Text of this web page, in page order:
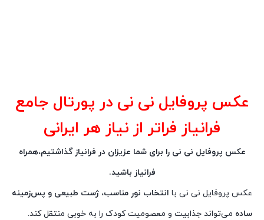
عکس پروفایل نی نی در پورتال جامع
فرانیاز فراتر از نیاز هر ایرانی
عکس پروفایل نی نی را برای شما عزیزان در فرانیاز گذاشتیم،همراه
فرانیاز باشید.
عکس پروفایل نی نی با انتخاب نور مناسب، ژست طبیعی و پس‌زمینه
ساده می‌تواند جذابیت و معصومیت کودک را به خوبی منتقل کند.